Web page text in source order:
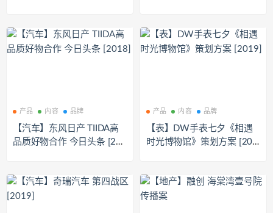
产品 内容 品牌
【汽车】东风日产 TIIDA高
品质好物合作 今日头条 [201
产品 内容 品牌
【表】DW手表七夕《相遇
时光博物馆》策划方案 [201